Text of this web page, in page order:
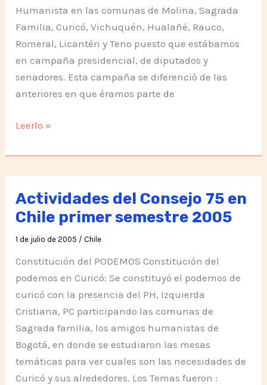
Humanista en las comunas de Molina, Sagrada
Familia, Curicó, Vichuquén, Hualañé, Rauco,
Romeral, Licantén y Teno puesto que estábamos
en campaña presidencial, de diputados y
senadores. Esta campaña se diferenció de las
anteriores en que éramos parte de
Chile,
del
segundo
semestre
2005
Leerlo »
Actividades del Consejo 75 en
Chile primer semestre 2005
1 de julio de 2005 / Chile
Constitución del PODEMOS Constitución del
podemos en Curicó: Se constituyó el podemos de
curicó con la presencia del PH, Izquierda
Cristiana, PC participando las comunas de
Sagrada familia, los amigos humanistas de
Bogotá, en donde se estudiaron las mesas
temáticas para ver cuales son las necesidades de
Curicó y sus alrededores. Los Temas fueron :